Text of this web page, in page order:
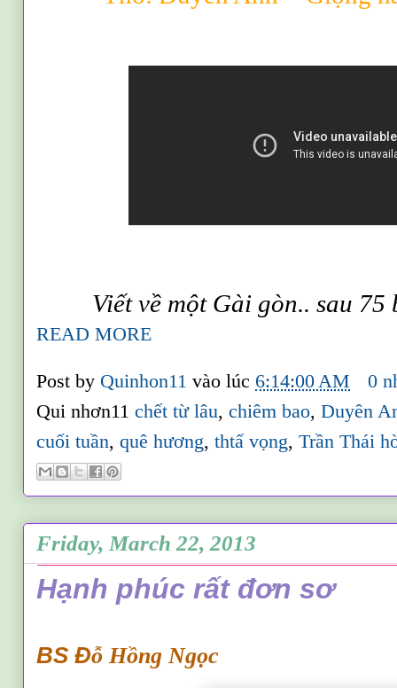
Viết về một Gài gòn.. sau 75
READ MORE
Post by Quinhon11vào lúc 6:14:00 AM
0
Qui nhơn11chết từ lâu,chiêm bao,Duyên
cuối tuần,quê hương,thtấ vọng,Trần Thái
Friday, March 22, 2013
Hạnh phúc rất đơn sơ
BS Đỗ Hồng Ngọc